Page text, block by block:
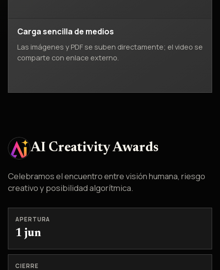
Carga sencilla de medios
Las imágenes y PDF se suben directamente; el video se
comparte con enlace externo.
AI Creativity Awards
Celebramos el encuentro entre visión humana, riesgo
creativo y posibilidad algorítmica.
APERTURA
1 jun
CIERRE